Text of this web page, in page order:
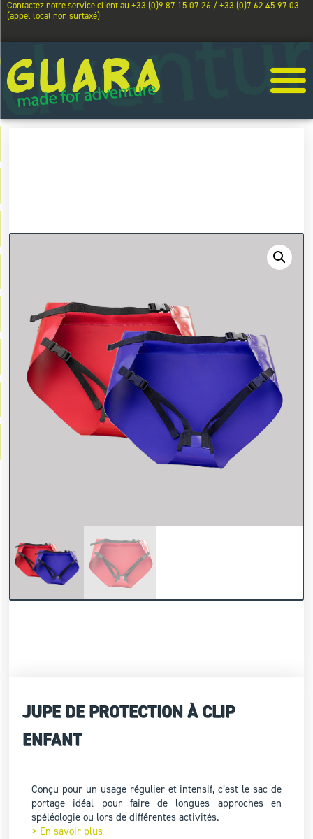
Contactez notre service client au +33 (0)9 87 15 07 26 / +33 (0)7 62 45 97 03
(appel local non surtaxé)
JUPE DE PROTECTION À CLIP
ENFANT
Conçu pour un usage régulier et intensif, c’est le sac de
portage idéal pour faire de longues approches en
spéléologie ou lors de différentes activités.
> En savoir plus